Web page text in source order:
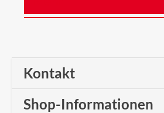
Kontakt
Shop-Informationen